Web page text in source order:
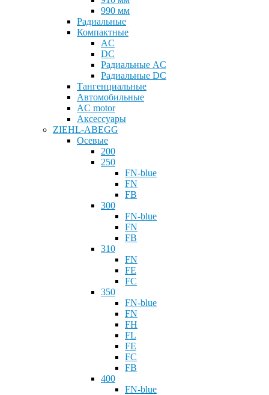
990 мм
Радиальные
Компактные
AC
DC
Радиальные AC
Радиальные DC
Тангенциальные
Автомобильные
AС motor
Аксессуары
ZIEHL-ABEGG
Осевые
200
250
FN-blue
FN
FB
300
FN-blue
FN
FB
310
FN
FE
FC
350
FN-blue
FN
FH
FL
FE
FC
FB
400
FN-blue